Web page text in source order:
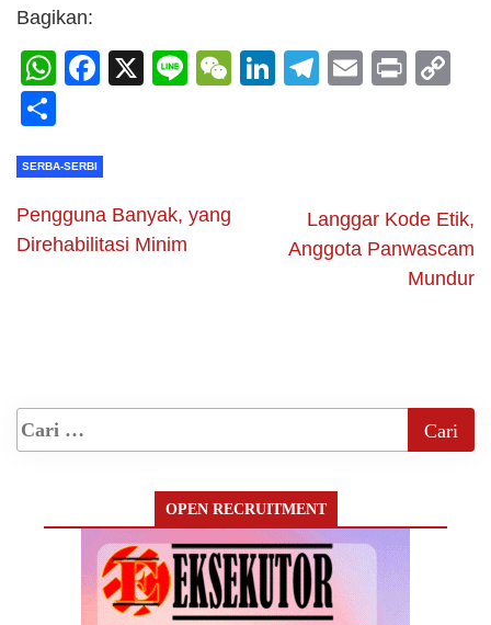
Bagikan:
WhatsApp
Facebook
X LineWeChat
LinkedIn
Telegram
Email
Print
SERBA-SERBI
Pengguna Banyak, yang
Direhabilitasi Minim
Langgar Kode Etik,
Anggota Panwascam
Mundur
OPEN RECRUITMENT